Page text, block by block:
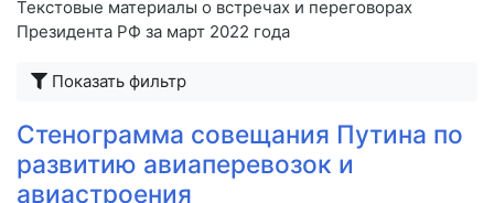
Текстовые материалы о встречах и переговорах
Президента РФ за март 2022 года
Показать фильтр
Стенограмма совещания Путина по
развитию авиаперевозок и
авиастроения